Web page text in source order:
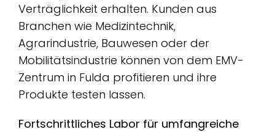
Verträglichkeit erhalten. Kunden aus
Branchen wie Medizintechnik,
Agrarindustrie, Bauwesen oder der
Mobilitätsindustrie können von dem EMV-
Zentrum in Fulda profitieren und ihre
Produkte testen lassen.
Fortschrittliches Labor für umfangreiche